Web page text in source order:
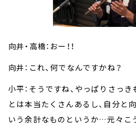
向井・高橋：おー！！
向井：これ、何でなんですかね？
小平：そうですね、やっぱりさっ
とは本当たくさんあるし、自分と
いう余計なものというか…元々こ